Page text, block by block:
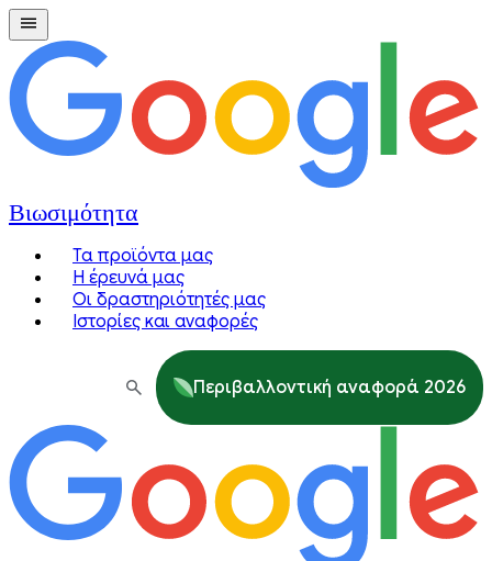
Βιωσιμότητα
Τα προϊόντα μας
Η έρευνά μας
Οι δραστηριότητές μας
Ιστορίες και αναφορές
Περιβαλλοντική αναφορά 2026